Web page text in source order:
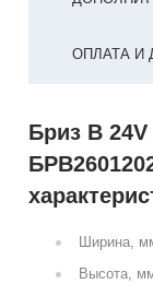
ОПЛАТА И
Бриз В 24V
Ширина,
Высота,